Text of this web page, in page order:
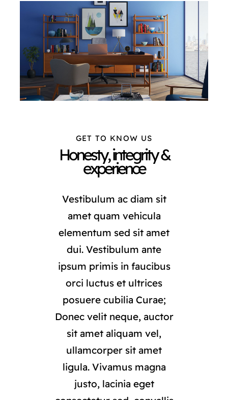
CONTACTO
GET TO KNOW US
Honesty, integrity &
experience
Vestibulum ac diam sit
amet quam vehicula
elementum sed sit amet
dui. Vestibulum ante
ipsum primis in faucibus
orci luctus et ultrices
posuere cubilia Curae;
Donec velit neque, auctor
sit amet aliquam vel,
ullamcorper sit amet
ligula. Vivamus magna
justo, lacinia eget